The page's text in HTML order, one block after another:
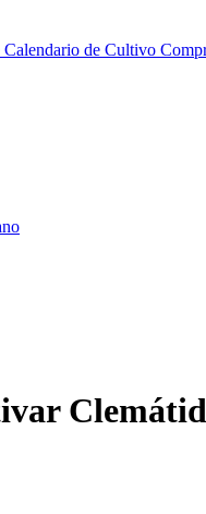
Calendario de Cultivo